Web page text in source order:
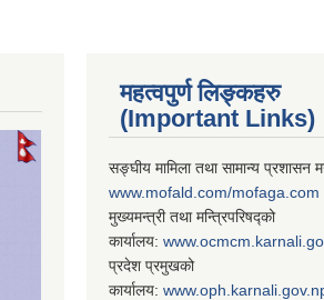
महत्वपुर्ण लिङ्कहरु
(Important Links)
सङ्घीय मामिला तथा सामान्य प्रशासन
www.mofald.com/mofaga.com
मुख्यमन्त्री तथा मन्त्रिपरिषद्को
कार्यालय:
प्रदेश प्रमुखको
कार्यालय: